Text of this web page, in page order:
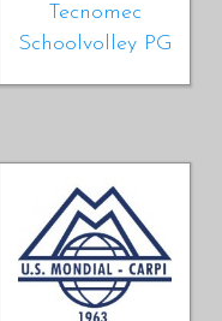
Tecnomec
Schoolvolley PG